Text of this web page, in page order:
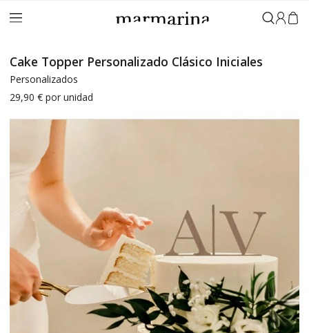
Iniciar
Cake Topper Personalizado Clásico Iniciales
Personalizados
29,90 € por unidad